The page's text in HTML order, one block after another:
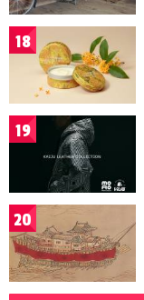
18
19
20